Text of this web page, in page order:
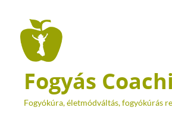
Fogyás
Fogyókúra, életmódváltás, fogyókúrás